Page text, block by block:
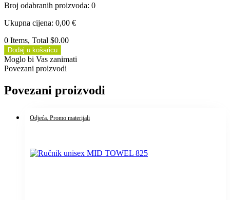
Broj odabranih proizvoda: 0
Ukupna cijena: 0,00 €
0 Items, Total $0.00
Dodaj u košaricu
Moglo bi Vas zanimati
Povezani proizvodi
Povezani proizvodi
Odjeća , Promo materijali